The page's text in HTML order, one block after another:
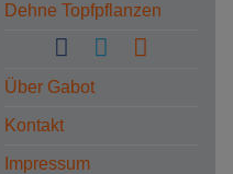
Dehne Topfpflanzen
Über Gabot
Kontakt
Impressum